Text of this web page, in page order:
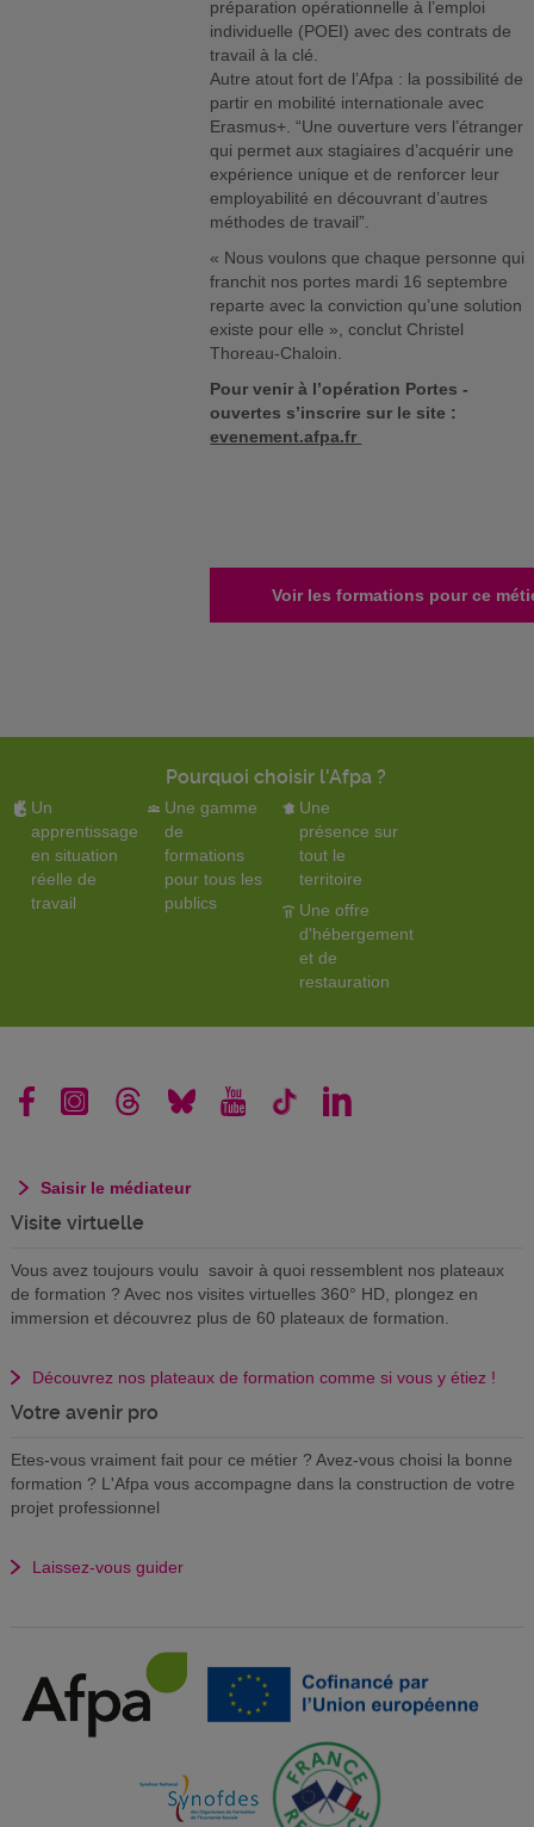
préparation opérationnelle à l’emploi
individuelle (POEI) avec des contrats de
travail à la clé.
Autre atout fort de l’Afpa : la possibilité de
partir en mobilité internationale avec
Erasmus+. “Une ouverture vers l’étranger
qui permet aux stagiaires d’acquérir une
expérience unique et de renforcer leur
employabilité en découvrant d’autres
méthodes de travail”.
« Nous voulons que chaque personne qui
franchit nos portes mardi 16 septembre
reparte avec la conviction qu’une solution
existe pour elle », conclut Christel
Thoreau-Chaloin.
Pour venir à l’opération Portes -
ouvertes s’inscrire sur le site :
evenement.afpa.fr
Voir les formations pour ce
Pourquoi choisir l'Afpa ?
Un
apprentissage
en situation
réelle de
travail
Une gamme
de
formations
pour tous les
publics
Une
présence sur
tout le
territoire
Une offre
d'hébergement
et de
restauration
Saisir le médiateur
Visite virtuelle
Vous avez toujours voulu savoir à quoi ressemblent nos plateaux
de formation ? Avec nos visites virtuelles 360° HD, plongez en
immersion et découvrez plus de 60 plateaux de formation.
Découvrez nos plateaux de formation comme si vous y étiez !
Votre avenir pro
Etes-vous vraiment fait pour ce métier ? Avez-vous choisi la bonne
formation ? L'Afpa vous accompagne dans la construction de votre
projet professionnel
Laissez-vous guider